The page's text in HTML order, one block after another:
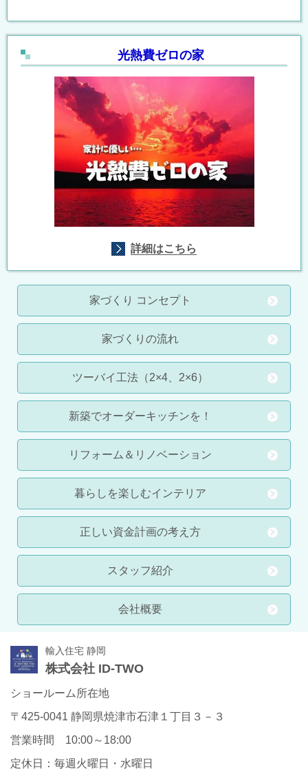
光熱費ゼロの家
詳細はこちら
家づくり コンセプト
家づくりの流れ
ツーバイ工法（2×4、2×6）
新築でオーダーキッチンを！
リフォーム＆リノベーション
暮らしを楽しむインテリア
正しい資金計画の考え方
スタッフ紹介
会社概要
輸入住宅 静岡
株式会社 ID-TWO
ショールーム所在地
〒425-0041 静岡県焼津市石津１丁目３－３
営業時間 10:00～18:00
定休日：毎週火曜日・水曜日